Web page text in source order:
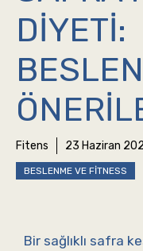
DIYETI:
Fitens 23 Haziran
BESLENME VE FITNESS
Bir sağlıklı safra